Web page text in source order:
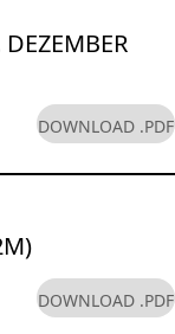
DOWNLOAD .PDF
DOWNLOAD .PDF